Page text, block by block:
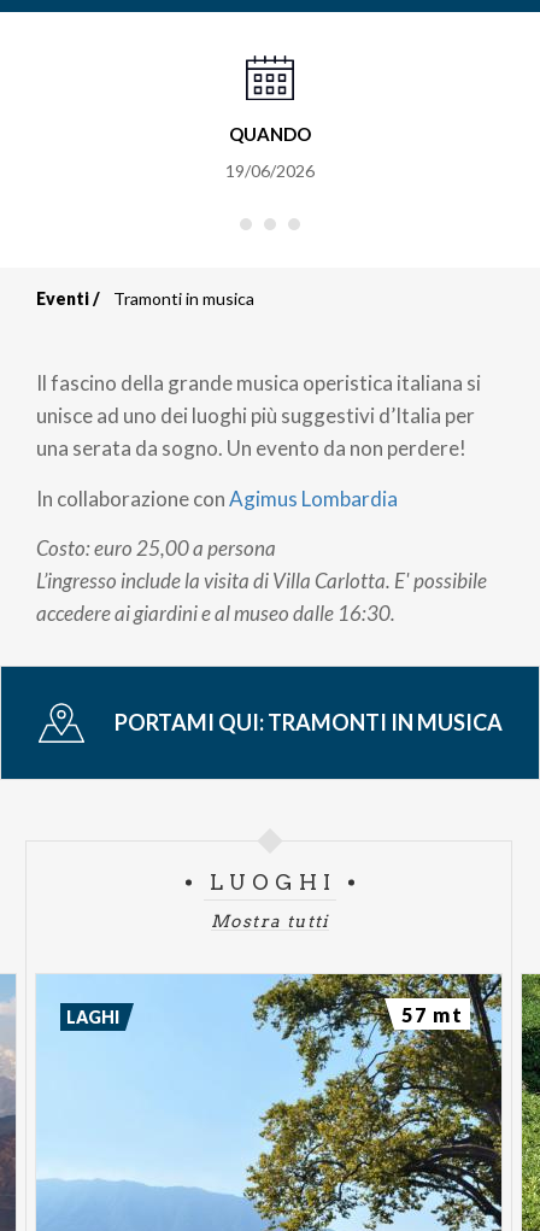
QUANDO
19/06/2026
di
pane
Eventi Tramonti in musica
Il fascino della grande musica operistica italiana si
unisce ad uno dei luoghi più suggestivi d’Italia per
una serata da sogno. Un evento da non perdere!
In collaborazione conAgimus Lombardia
Costo: euro 25,00 a persona
L’ingresso include la visita di Villa Carlotta. E' possibile
accedere ai giardini e al museo dalle 16:30.
PORTAMI QUI:TRAMONTI IN MUSICA
LUOGHI
Mostra tutti
LAGHI 57 mt